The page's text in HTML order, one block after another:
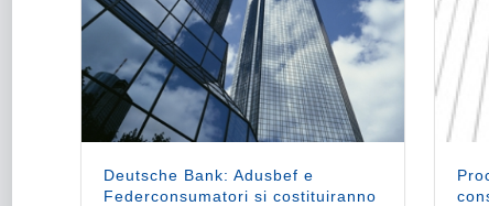
Deutsche Bank: Adusbef e
Federconsumatori si costituiranno